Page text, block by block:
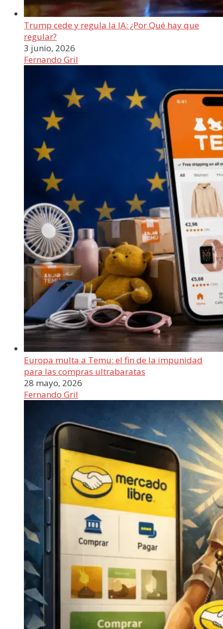
Trump cede y regula la IA: ¿Por Qué hay que
regular?
3 junio, 2026
Fernando Gril
Europa multa a Temu: el fin de la impunidad
para las compras ultrabaratas
28 mayo, 2026
Fernando Gril